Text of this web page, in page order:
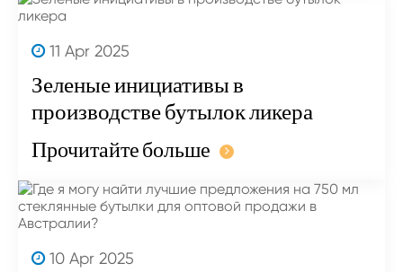
11 Apr 2025
Зеленые инициативы в
производстве бутылок ликера
Прочитайте больше
10 Apr 2025